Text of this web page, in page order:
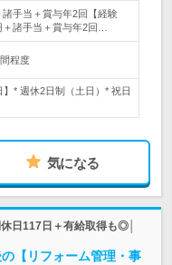
諸手当＋賞与年2回【経験
諸手当＋賞与年2回…
程度
* 週休2日制（土日）* 祝日
気になる
日117日＋有給取得も◎│
【リフォーム管理・事